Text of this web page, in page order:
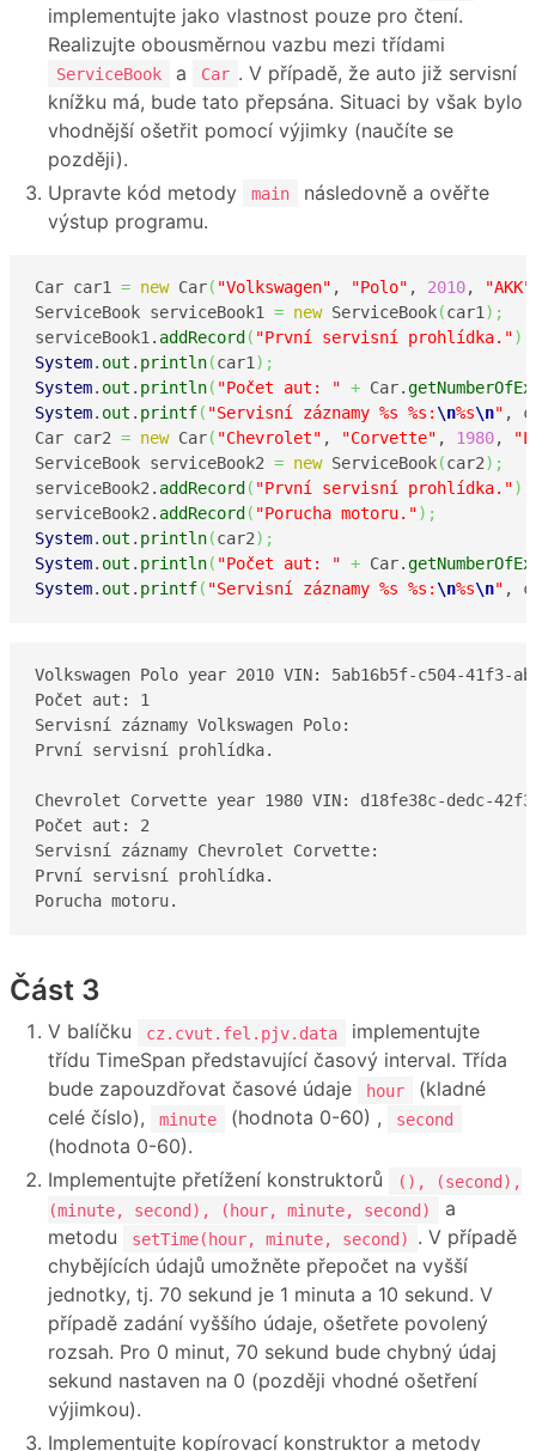
implementujte jako vlastnost pouze pro čtení.
Realizujte obousměrnou vazbu mezi třídami
ServiceBook a Car . V případě, že auto již servisní
knížku má, bude tato přepsána. Situaci by však bylo
vhodnější ošetřit pomocí výjimky (naučíte se
později).
Upravte kód metody
main
následovně a ověřte
výstup programu.
Car car1 = new Car( "Volkswagen" , "Polo" , 2010, "AKK"
ServiceBook serviceBook1 = new ServiceBook(car1) ;
serviceBook1. addRecord ( "První servisní prohlídka.")
System. out . println(car1) ;
System. out . println( "Počet aut: " + Car.
System. out . printf( "Servisní záznamy %s %s: \n%s\n" ,
Car car2 = new Car( "Chevrolet" , "Corvette" , 1980,
ServiceBook serviceBook2 = new ServiceBook(car2) ;
serviceBook2. addRecord ( "První servisní prohlídka.")
serviceBook2. addRecord ( "Porucha motoru.") ;
System. out . println(car2) ;
System. out . println( "Počet aut: " + Car.
System. out . printf( "Servisní záznamy %s %s: \n%s\n" ,
Volkswagen Polo year 2010 VIN: 5ab16b5f-c504-41f3-
Počet aut: 1
Servisní záznamy Volkswagen Polo:
První servisní prohlídka.
Chevrolet Corvette year 1980 VIN: d18fe38c-dedc-
Počet aut: 2
Servisní záznamy Chevrolet Corvette:
První servisní prohlídka.
Porucha motoru.
Část 3
V balíčku cz.cvut.fel.pjv.data
implementujte
třídu TimeSpan představující časový interval. Třída
bude zapouzdřovat časové údaje
hour
(kladné
celé číslo),
minute (hodnota 0-60) , second
(hodnota 0-60).
Implementujte přetížení konstruktorů
(), (second),
(minute, second), (hour, minute, second)
a
metodu
setTime(hour, minute, second)
. V případě
chybějících údajů umožněte přepočet na vyšší
jednotky, tj. 70 sekund je 1 minuta a 10 sekund. V
případě zadání vyššího údaje, ošetřete povolený
rozsah. Pro 0 minut, 70 sekund bude chybný údaj
sekund nastaven na 0 (později vhodné ošetření
výjimkou).
Implementujte kopírovací konstruktor a metody